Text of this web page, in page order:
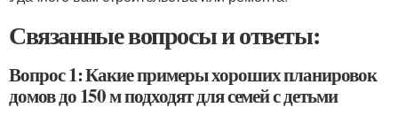
Связанные вопросы и ответы:
Вопрос 1: Какие примеры хороших планировок
домов до 150 м подходят для семей с детьми